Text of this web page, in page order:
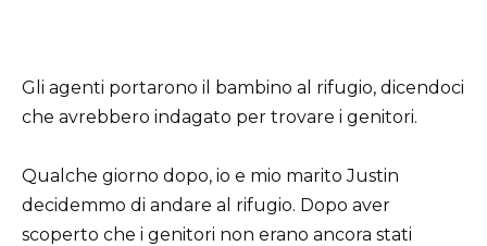
Gli agenti portarono il bambino al rifugio, dicendoci
che avrebbero indagato per trovare i genitori.
Qualche giorno dopo, io e mio marito Justin
decidemmo di andare al rifugio. Dopo aver
scoperto che i genitori non erano ancora stati